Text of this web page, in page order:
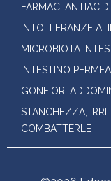
FARMACI
INTOLLERANZE
MICROBIOTA
INTESTINO
GONFIORI
STANCHEZZA,
COMBATTERLE